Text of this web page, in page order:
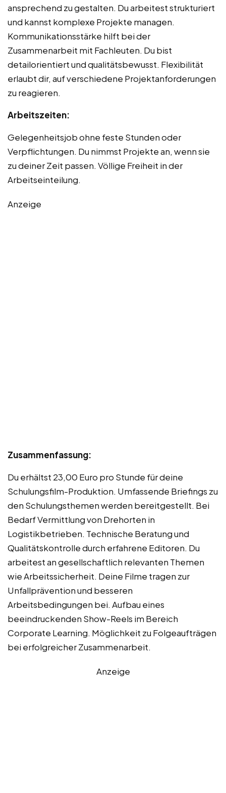
ansprechend zu gestalten. Du arbeitest strukturiert
und kannst komplexe Projekte managen.
Kommunikationsstärke hilft bei der
Zusammenarbeit mit Fachleuten. Du bist
detailorientiert und qualitätsbewusst. Flexibilität
erlaubt dir, auf verschiedene Projektanforderungen
zu reagieren.
Arbeitszeiten:
Gelegenheitsjob ohne feste Stunden oder
Verpflichtungen. Du nimmst Projekte an, wenn sie
zu deiner Zeit passen. Völlige Freiheit in der
Arbeitseinteilung.
Anzeige
Zusammenfassung:
Du erhältst 23,00 Euro pro Stunde für deine
Schulungsfilm-Produktion. Umfassende Briefings zu
den Schulungsthemen werden bereitgestellt. Bei
Bedarf Vermittlung von Drehorten in
Logistikbetrieben. Technische Beratung und
Qualitätskontrolle durch erfahrene Editoren. Du
arbeitest an gesellschaftlich relevanten Themen
wie Arbeitssicherheit. Deine Filme tragen zur
Unfallprävention und besseren
Arbeitsbedingungen bei. Aufbau eines
beeindruckenden Show-Reels im Bereich
Corporate Learning. Möglichkeit zu Folgeaufträgen
bei erfolgreicher Zusammenarbeit.
Anzeige